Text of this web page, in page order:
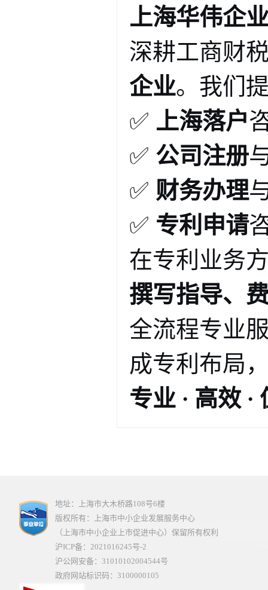
上海华伟企
深耕工商财
企业。我们
✅ 上海落户
✅ 公司注册
✅ 财务办理
✅ 专利申请
在专利业务
撰写指导、
全流程专业
成专利布局
专业 · 高效
地址：上海市大木桥路108号6楼
版权所有：上海市中小企业发展服务中心
（上海市中小企业上市促进中心）保留所有权利
沪ICP备：2021016245号-2
沪公网安备：31010102004544号
政府网站标识码：3100000105